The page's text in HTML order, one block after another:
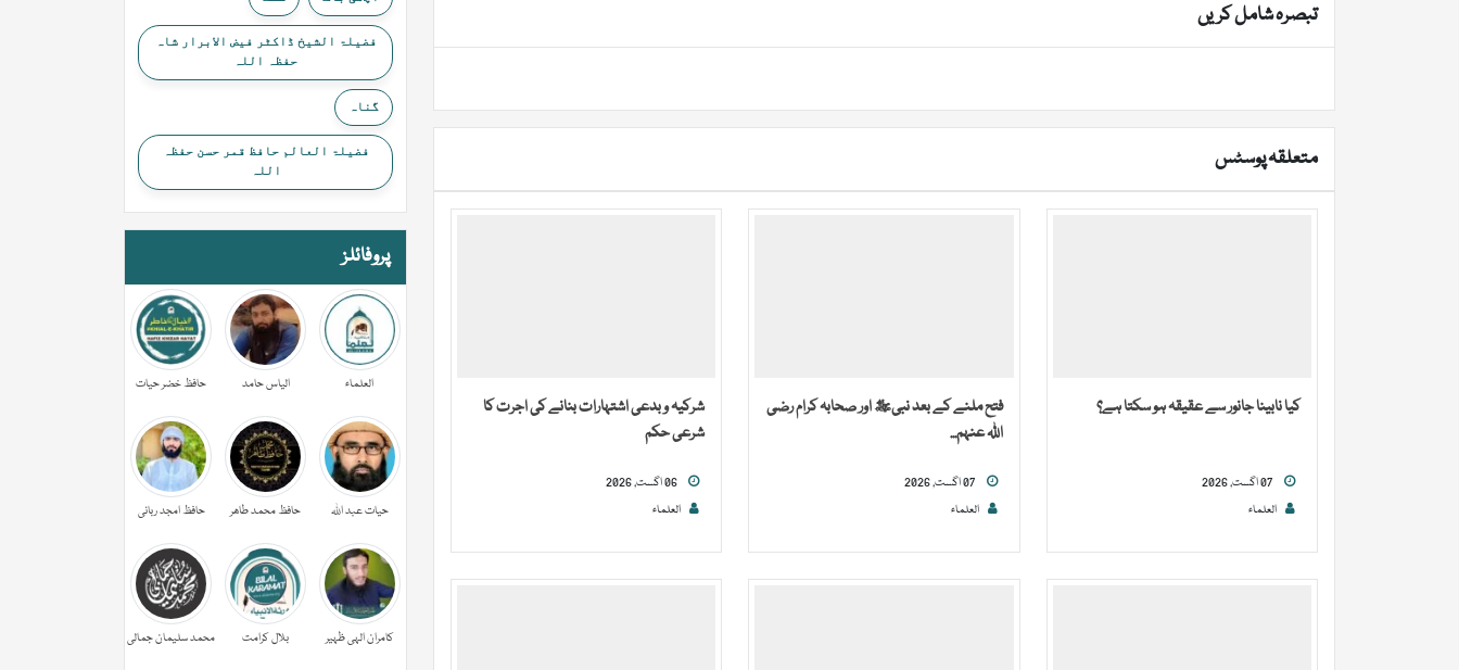
تبصرہ شامل کریں
متعلقہ پوسٹس
کیا نابینا جانور سے عقیقہ ہو سکتا ہے؟
العلماء
فتح ملنے کے بعد نبیﷺ اور صحابہ کرام رضی
اللہ عنہم...
العلماء
شرکیہ و بدعی اشتہارات بنانے کی اجرت کا
شرعی حکم
العلماء
فضیلۃ الشیخ ڈاکٹر فیض الابرار شاہ
حفظہ اللہ
گناہ
فضیلۃ العالم حافظ قمر حسن حفظہ
اللہ
پروفائلز
العلماء الیاس حامد حافظ خضر حیات
حیات عبد اللہ حافظ محمد طاھر حافظ امجد ربانی
کامران الہی ظہیر بلال کرامت محمد سلیمان جمالی